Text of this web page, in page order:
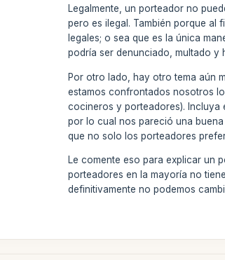
Legalmente, un porteador no
pero es ilegal. También porque al
legales; o sea que es la única
podría ser denunciado, multado y
Por otro lado, hay otro tema aún
estamos confrontados nosotros
cocineros y porteadores). Incluya
por lo cual nos pareció una
que no solo los porteadores
Le comente eso para explicar un
porteadores en la mayoría no
definitivamente no podemos